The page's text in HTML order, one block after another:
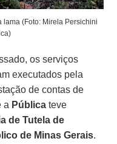
lama (Foto: Mirela Persichini
os serviços
executados pela
de contas de
a Pública teve
de Tutela de
de Minas Gerais.